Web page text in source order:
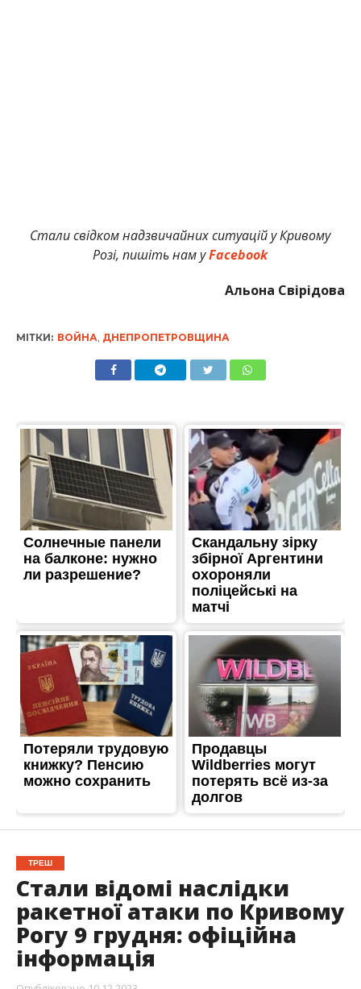
Стали свідком надзвичайних ситуацій у Кривому
Розі, пишіть нам уFacebook
Альона Свірідова
МІТКИ: ВОЙНА ДНЕПРОПЕТРОВЩИНА
ТРЕШ
Стали відомі наслідки
ракетної атаки по Кривому
Рогу 9 грудня: офіційна
інформація